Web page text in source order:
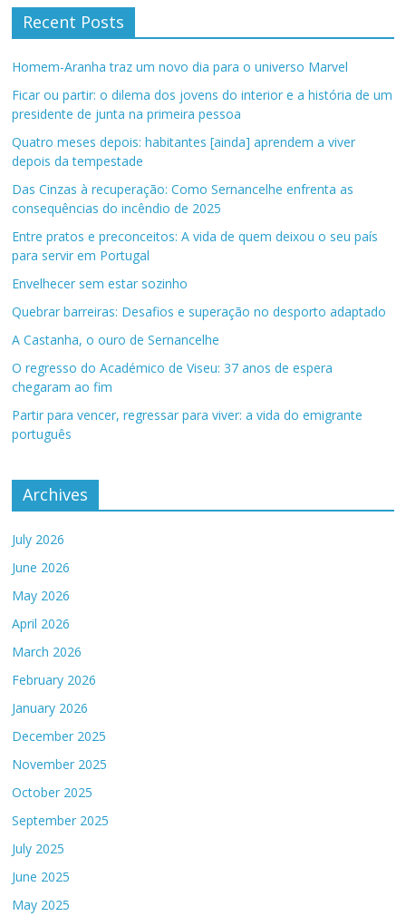
Recent Posts
Homem-Aranha traz um novo dia para o universo Marvel
Ficar ou partir: o dilema dos jovens do interior e a história de um
presidente de junta na primeira pessoa
Quatro meses depois: habitantes [ainda] aprendem a viver
depois da tempestade
Das Cinzas à recuperação: Como Sernancelhe enfrenta as
consequências do incêndio de 2025
Entre pratos e preconceitos: A vida de quem deixou o seu país
para servir em Portugal
Envelhecer sem estar sozinho
Quebrar barreiras: Desafios e superação no desporto adaptado
A Castanha, o ouro de Sernancelhe
O regresso do Académico de Viseu: 37 anos de espera
chegaram ao fim
Partir para vencer, regressar para viver: a vida do emigrante
português
Archives
July 2026
June 2026
May 2026
April 2026
March 2026
February 2026
January 2026
December 2025
November 2025
October 2025
September 2025
July 2025
June 2025
May 2025